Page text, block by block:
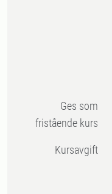
Ges som
fristående kurs
Kursavgift